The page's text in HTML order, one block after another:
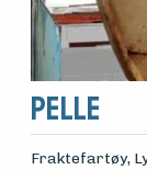
Pelle
Fraktefartøy,